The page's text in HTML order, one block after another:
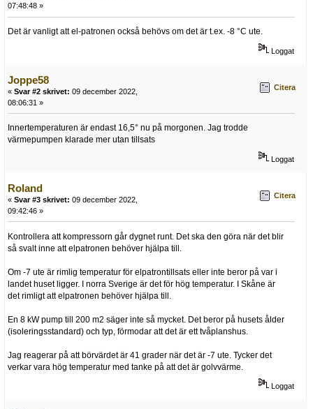
07:48:48 »
Det är vanligt att el-patronen också behövs om det är t.ex. -8 °C ute.
Loggat
Joppe58
« Svar #2 skrivet: 09 december 2022,
08:06:31 »
Citera
Innertemperaturen är endast 16,5° nu på morgonen. Jag trodde
värmepumpen klarade mer utan tillsats
Loggat
Roland
« Svar #3 skrivet: 09 december 2022,
09:42:46 »
Citera
Kontrollera att kompressorn går dygnet runt. Det ska den göra när det blir
så svalt inne att elpatronen behöver hjälpa till.
Om -7 ute är rimlig temperatur för elpatrontillsats eller inte beror på var i
landet huset ligger. I norra Sverige är det för hög temperatur. I Skåne är
det rimligt att elpatronen behöver hjälpa till.
En 8 kW pump till 200 m2 säger inte så mycket. Det beror på husets ålder
(isoleringsstandard) och typ, förmodar att det är ett tvåplanshus.
Jag reagerar på att börvärdet är 41 grader när det är -7 ute. Tycker det
verkar vara hög temperatur med tanke på att det är golvvärme.
Loggat